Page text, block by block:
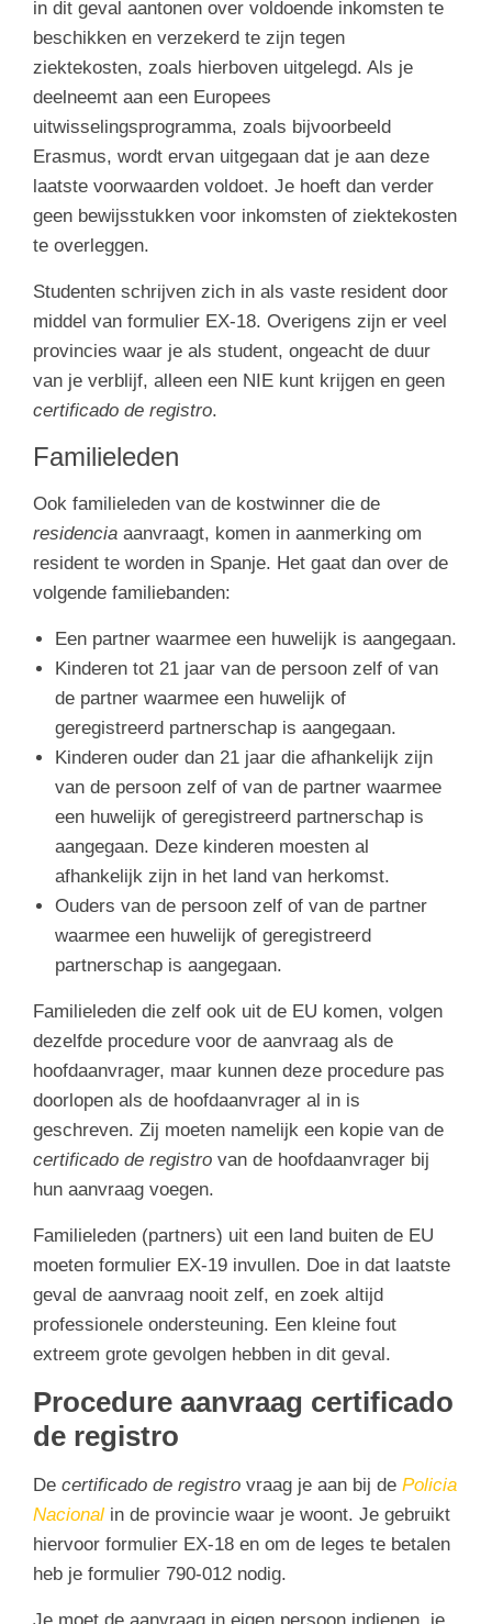
in dit geval aantonen over voldoende inkomsten te
beschikken en verzekerd te zijn tegen
ziektekosten, zoals hierboven uitgelegd. Als je
deelneemt aan een Europees
uitwisselingsprogramma, zoals bijvoorbeeld
Erasmus, wordt ervan uitgegaan dat je aan deze
laatste voorwaarden voldoet. Je hoeft dan verder
geen bewijsstukken voor inkomsten of ziektekosten
te overleggen.
Studenten schrijven zich in als vaste resident door
middel van formulier EX-18. Overigens zijn er veel
provincies waar je als student, ongeacht de duur
van je verblijf, alleen een NIE kunt krijgen en geen
certificado de registro.
Familieleden
Ook familieleden van de kostwinner die de
residencia aanvraagt, komen in aanmerking om
resident te worden in Spanje. Het gaat dan over de
volgende familiebanden:
Een partner waarmee een huwelijk is aangegaan.
Kinderen tot 21 jaar van de persoon zelf of van
de partner waarmee een huwelijk of
geregistreerd partnerschap is aangegaan.
Kinderen ouder dan 21 jaar die afhankelijk zijn
van de persoon zelf of van de partner waarmee
een huwelijk of geregistreerd partnerschap is
aangegaan. Deze kinderen moesten al
afhankelijk zijn in het land van herkomst.
Ouders van de persoon zelf of van de partner
waarmee een huwelijk of geregistreerd
partnerschap is aangegaan.
Familieleden die zelf ook uit de EU komen, volgen
dezelfde procedure voor de aanvraag als de
hoofdaanvrager, maar kunnen deze procedure pas
doorlopen als de hoofdaanvrager al in is
geschreven. Zij moeten namelijk een kopie van de
certificado de registro van de hoofdaanvrager bij
hun aanvraag voegen.
Familieleden (partners) uit een land buiten de EU
moeten formulier EX-19 invullen. Doe in dat laatste
geval de aanvraag nooit zelf, en zoek altijd
professionele ondersteuning. Een kleine fout
extreem grote gevolgen hebben in dit geval.
Procedure aanvraag certificado
de registro
De certificado de registro vraag je aan bij de Policia
Nacional in de provincie waar je woont. Je gebruikt
hiervoor formulier EX-18 en om de leges te betalen
heb je formulier 790-012 nodig.